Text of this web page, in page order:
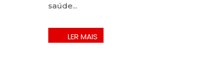
saúde...